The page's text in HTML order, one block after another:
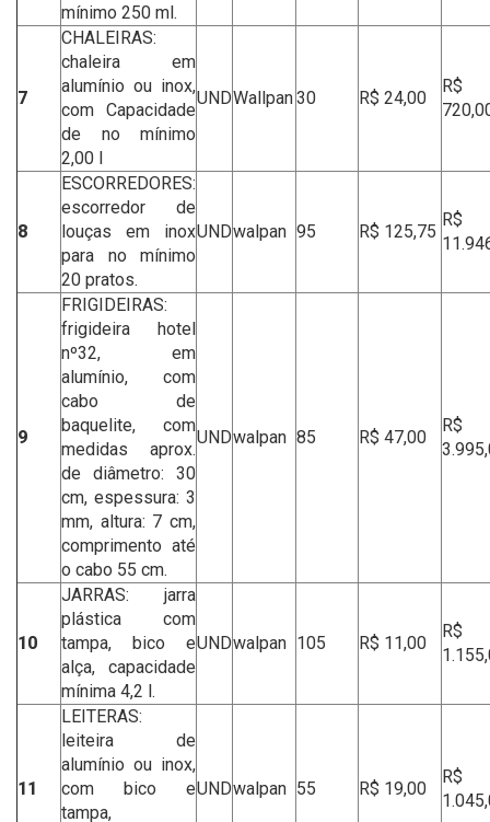
mínimo 250 ml.
7
CHALEIRAS:
chaleira em
alumínio ou inox,
com Capacidade
de no mínimo
2,00 l
UNDWallpan30 R$ 24,00
R$
8
ESCORREDORES:
escorredor de
louças em inox
para no mínimo
20 pratos.
UNDwalpan 95 R$ 125,75
R$
9
FRIGIDEIRAS:
frigideira hotel
nº32, em
alumínio, com
cabo de
baquelite, com
medidas aprox.
de diâmetro: 30
cm, espessura: 3
mm, altura: 7 cm,
comprimento até
o cabo 55 cm.
UNDwalpan 85 R$ 47,00
R$
10
JARRAS: jarra
plástica com
tampa, bico e
alça, capacidade
mínima 4,2 l.
UNDwalpan 105 R$ 11,00
R$
11
LEITERAS:
leiteira de
alumínio ou inox,
com bico e
tampa,
UNDwalpan 55 R$ 19,00
R$